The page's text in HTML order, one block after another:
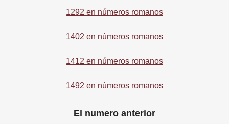
1292 en números romanos
1402 en números romanos
1412 en números romanos
1492 en números romanos
El numero anterior